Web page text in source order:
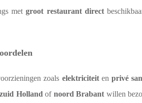
metgroot restaurant direct
zoals elektriciteiten privé
zuid Holland of noord Brabant willen